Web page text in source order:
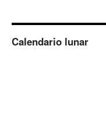
Calendario lunar